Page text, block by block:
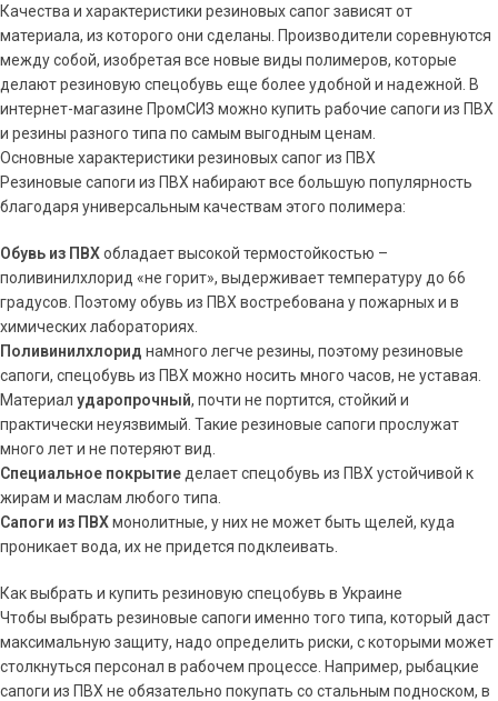
Качества и характеристики резиновых сапог зависят от
материала, из которого они сделаны. Производители соревнуются
между собой, изобретая все новые виды полимеров, которые
делают резиновую спецобувь еще более удобной и надежной. В
интернет-магазине ПромСИЗ можно купить рабочие сапоги из ПВХ
и резины разного типа по самым выгодным ценам.
Основные характеристики резиновых сапог из ПВХ
Резиновые сапоги из ПВХ набирают все большую популярность
благодаря универсальным качествам этого полимера:
Обувь из ПВХобладает высокой термостойкостью –
поливинилхлорид «не горит», выдерживает температуру до 66
градусов. Поэтому обувь из ПВХ востребована у пожарных и в
химических лабораториях.
Поливинилхлорид намного легче резины, поэтому резиновые
сапоги, спецобувь из ПВХ можно носить много часов, не уставая.
Материал ударопрочный, почти не портится, стойкий и
практически неуязвимый. Такие резиновые сапоги прослужат
много лет и не потеряют вид.
Специальное покрытие делает спецобувь из ПВХ устойчивой к
жирам и маслам любого типа.
Сапоги из ПВХмонолитные, у них не может быть щелей, куда
проникает вода, их не придется подклеивать.
Как выбрать и купить резиновую спецобувь в Украине
Чтобы выбрать резиновые сапоги именно того типа, который даст
максимальную защиту, надо определить риски, с которыми может
столкнуться персонал в рабочем процессе. Например, рыбацкие
сапоги из ПВХ не обязательно покупать со стальным подноском, в